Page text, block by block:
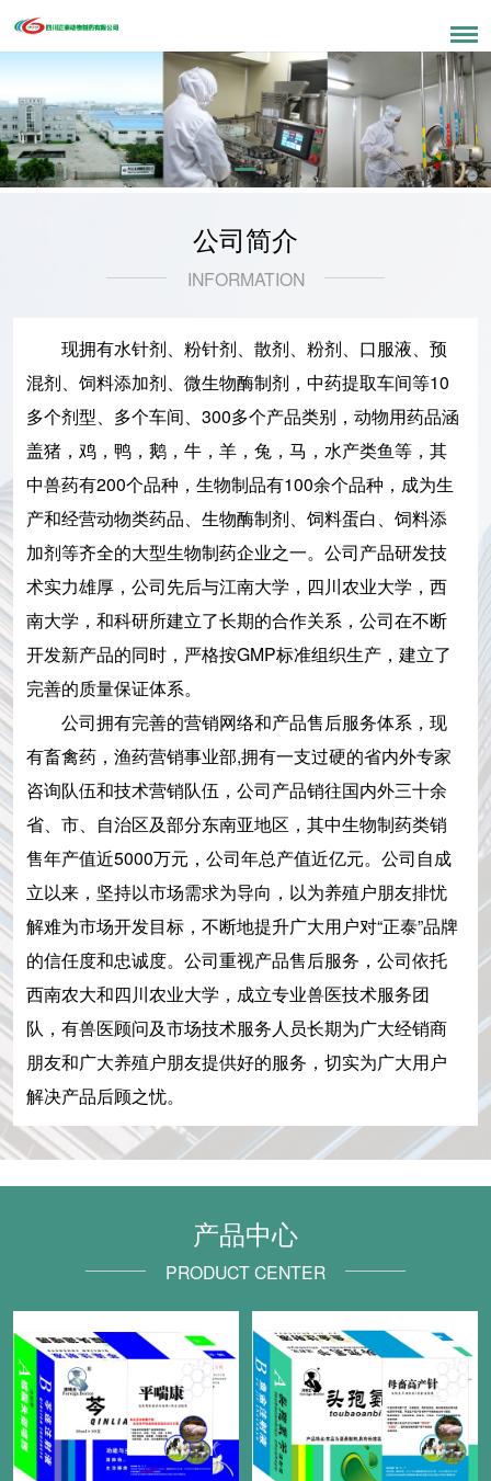
公司简介
INFORMATION
现拥有水针剂、粉针剂、散剂、粉剂、口服液、预
混剂、饲料添加剂、微生物酶制剂，中药提取车间等10
多个剂型、多个车间、300多个产品类别，动物用药品涵
盖猪，鸡，鸭，鹅，牛，羊，兔，马，水产类鱼等，其
中兽药有200个品种，生物制品有100余个品种，成为生
产和经营动物类药品、生物酶制剂、饲料蛋白、饲料添
加剂等齐全的大型生物制药企业之一。公司产品研发技
术实力雄厚，公司先后与江南大学，四川农业大学，西
南大学，和科研所建立了长期的合作关系，公司在不断
开发新产品的同时，严格按GMP标准组织生产，建立了
完善的质量保证体系。
公司拥有完善的营销网络和产品售后服务体系，现
有畜禽药，渔药营销事业部,拥有一支过硬的省内外专家
咨询队伍和技术营销队伍，公司产品销往国内外三十余
省、市、自治区及部分东南亚地区，其中生物制药类销
售年产值近5000万元，公司年总产值近亿元。公司自成
立以来，坚持以市场需求为导向，以为养殖户朋友排忧
解难为市场开发目标，不断地提升广大用户对“正泰”品牌
的信任度和忠诚度。公司重视产品售后服务，公司依托
西南农大和四川农业大学，成立专业兽医技术服务团
队，有兽医顾问及市场技术服务人员长期为广大经销商
朋友和广大养殖户朋友提供好的服务，切实为广大用户
解决产品后顾之忧。
产品中心
PRODUCT CENTER